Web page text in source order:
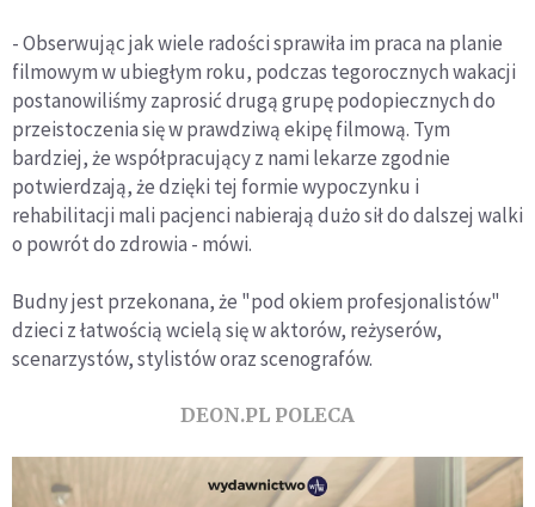
- Obserwując jak wiele radości sprawiła im praca na planie
filmowym w ubiegłym roku, podczas tegorocznych wakacji
postanowiliśmy zaprosić drugą grupę podopiecznych do
przeistoczenia się w prawdziwą ekipę filmową. Tym
bardziej, że współpracujący z nami lekarze zgodnie
potwierdzają, że dzięki tej formie wypoczynku i
rehabilitacji mali pacjenci nabierają dużo sił do dalszej walki
o powrót do zdrowia - mówi.
Budny jest przekonana, że "pod okiem profesjonalistów"
dzieci z łatwością wcielą się w aktorów, reżyserów,
scenarzystów, stylistów oraz scenografów.
DEON.PL POLECA